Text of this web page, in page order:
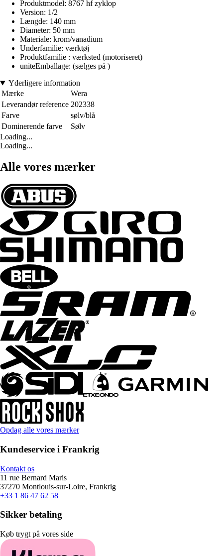
Produktmodel: 8767 hf zyklop
Version: 1/2
Længde: 140 mm
Diameter: 50 mm
Materiale: krom/vanadium
Underfamilie: værktøj
Produktfamilie : værksted (motoriseret)
uniteEmballage: (sælges på )
Yderligere information
Mærke
Wera
Leverandør reference 202338
Farve
sølv/blå
Dominerende farve
Sølv
Loading...
Loading...
Alle vores mærker
Opdag alle vores mærker
Kundeservice i Frankrig
Kontakt os
11 rue Bernard Maris
37270 Montlouis-sur-Loire, Frankrig
+33 1 86 47 62 58
Sikker betaling
Køb trygt på vores side